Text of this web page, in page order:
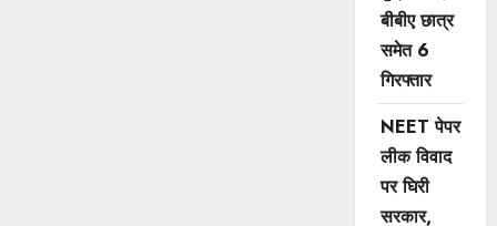
बीबीए छात्र
समेत 6
गिरफ्तार
NEET पेपर
लीक विवाद
पर घिरी
सरकार,